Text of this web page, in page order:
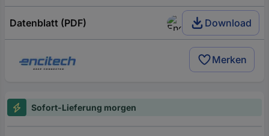
Datenblatt (PDF) Download
Merken
Sofort-Lieferung morgen